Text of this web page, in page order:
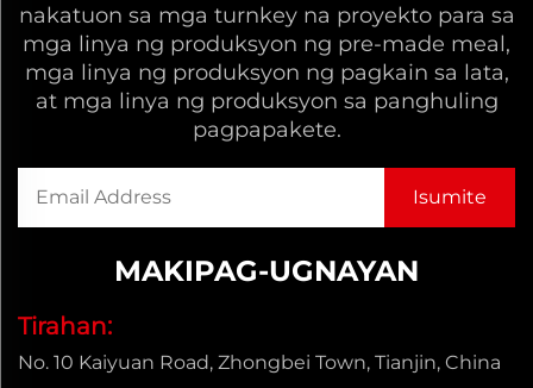
nakatuon sa mga turnkey na proyekto para sa
mga linya ng produksyon ng pre-made meal,
mga linya ng produksyon ng pagkain sa lata,
at mga linya ng produksyon sa panghuling
pagpapakete.
MAKIPAG-UGNAYAN
Tirahan:
No. 10 Kaiyuan Road, Zhongbei Town, Tianjin, China